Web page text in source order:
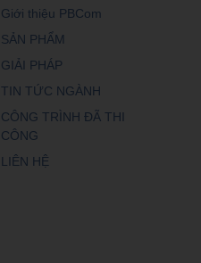
Giới thiệu PBCom
SẢN PHẨM
GIẢI PHÁP
TIN TỨC NGÀNH
CÔNG TRÌNH ĐÃ THI
CÔNG
LIÊN HỆ